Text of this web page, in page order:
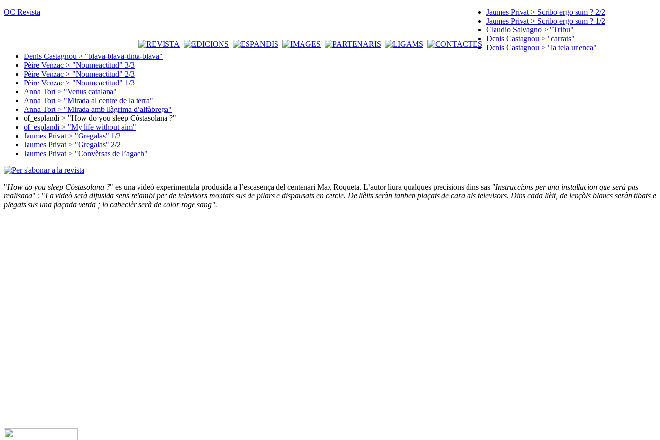
OC Revista
Jaumes Privat > Scribo ergo sum ? 2/2
Jaumes Privat > Scribo ergo sum ? 1/2
Claudio Salvagno > "Tribu"
Denis Castagnou > "carrats"
Denis Castagnou > "la tela unenca"
Denis Castagnou > "blava-blava-tinta-blava"
Pèire Venzac > "Noumeactitud" 3/3
Pèire Venzac > "Noumeactitud" 2/3
Pèire Venzac > "Noumeactitud" 1/3
Anna Tort > "Venus catalana"
Anna Tort > "Mirada al centre de la terra"
Anna Tort > "Mirada amb llàgrima d’alfàbrega"
of_esplandi > "How do you sleep Còstasolana ?"
of_esplandi > "My life without aim"
Jaumes Privat > "Gregalas" 1/2
Jaumes Privat > "Gregalas" 2/2
Jaumes Privat > "Convèrsas de l’agach"
"How do you sleep Còstasolana ?" es una videò experimentala produsida a l’escasença del centenari Max Roqueta. L’autor liura qualques precisions dins sas "Instruccions per una installacion que serà pas
realisada" : "La videò serà difusida sens relambi per de televisors montats sus de pilars e dispausats en cercle. De lièits seràn tanben plaçats de cara als televisors. Dins cada lièit, de lençòls blancs seràn tibats e
plegats sus una flaçada verda ; lo cabecièr serà de color roge sang".